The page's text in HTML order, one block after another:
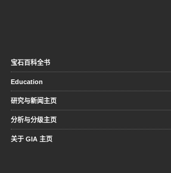
宝石百科全书
Education
研究与新闻主页
分析与分级主页
关于 GIA 主页